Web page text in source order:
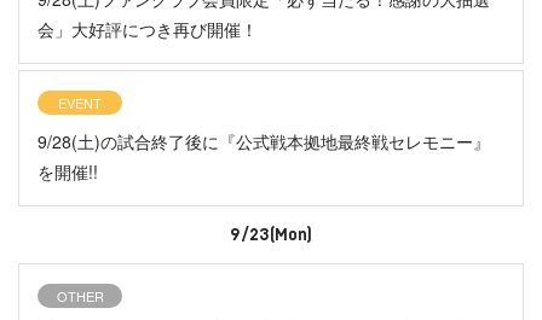
会」大好評につき再び開催！
EVENT
9/28(土)の試合終了後に『公式戦本拠地最終戦セレモニー』
を開催!!
9/23(Mon)
OTHER